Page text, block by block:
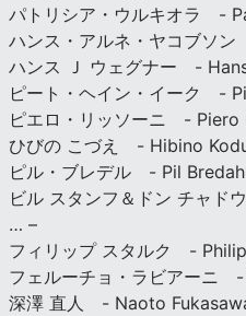
パトリシア・ウルキオラ -
ハンス・アルネ・ヤコブソ
ハンス Ｊ ウェグナー -
ピート・ヘイン・イーク -
ピエロ・リッソーニ - Piero
ひびの こづえ - Hibino
ピル・ブレデル - Pil
ビル スタンフ＆ドン チャ
… –
フィリップ スタルク -
フェルーチョ・ラビアーニ
深澤 直人 - Naoto